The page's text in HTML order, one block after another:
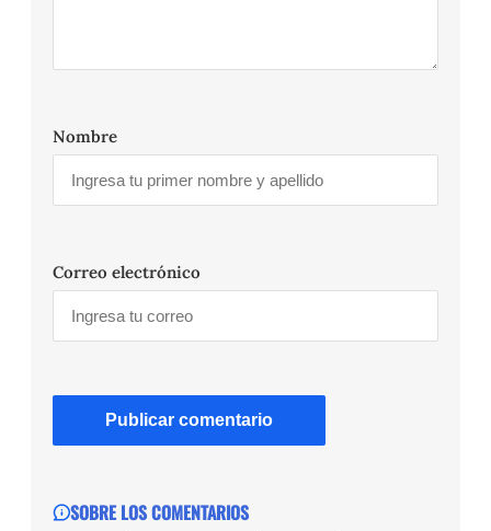
Nombre
Correo electrónico
SOBRE LOS COMENTARIOS